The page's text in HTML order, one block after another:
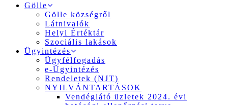
Gölle
Gölle községről
Látnivalók
Helyi Értéktár
Szociális lakások
Ügyintézés
Ügyfélfogadás
e-Ügyintézés
Rendeletek (NJT)
NYILVÁNTARTÁSOK
Vendéglátó üzletek 2024. évi